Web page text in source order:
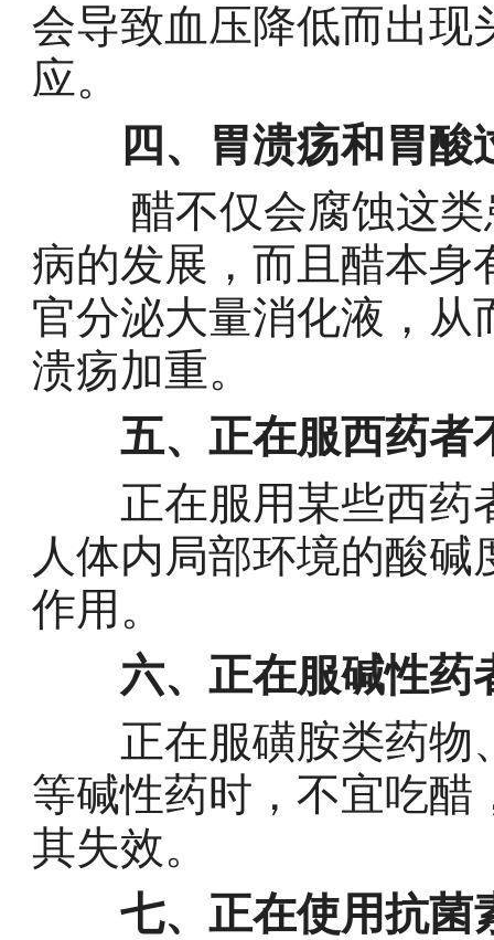
会导致血压降低而出现
应。
四、胃溃疡和胃酸
醋不仅会腐蚀这
病的发展，而且醋本身
官分泌大量消化液，从
溃疡加重。
五、正在服西药者
正在服用某些西药
人体内局部环境的酸
作用。
六、正在服碱性药
正在服磺胺类药物
等碱性药时，不宜吃醋
其失效。
七、正在使用抗菌